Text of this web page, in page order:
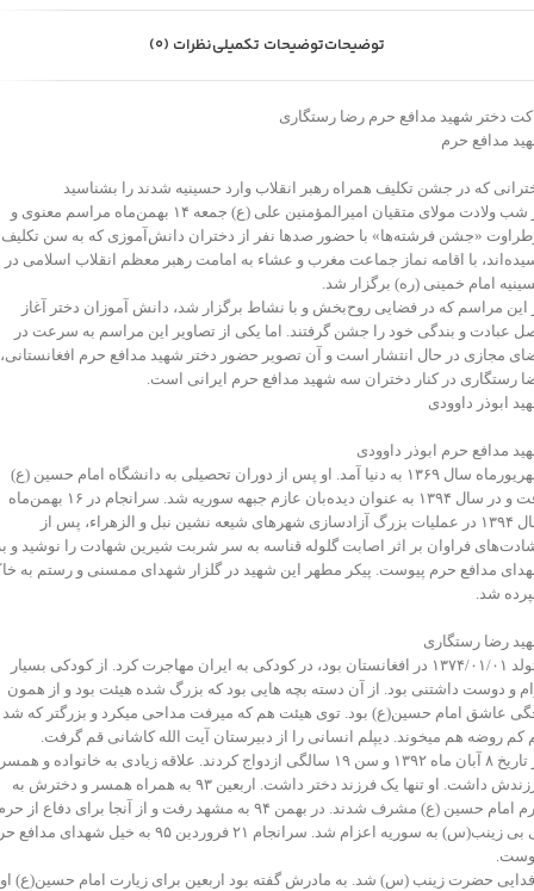
توضیحاتتوضیحات تکمیلینظرات (0)
دختر شهید مدافع حرم رضا رستگاری
مدافع حرم
که در جشن تکلیف همراه رهبر انقلاب وارد حسینیه شدند را بشناسید
در شب ولادت مولای متقیان امیرالمؤمنین علی (ع) جمعه ۱۴ بهمن‌ماه مراسم معنوی و
«جشن فرشته‌ها» با حضور صدها نفر از دختران دانش‌آموزی که به سن تکلیف
با اقامه نماز جماعت مغرب و عشاء به امامت رهبر معظم انقلاب اسلامی در
امام خمینی (ره) برگزار شد.
این مراسم که در فضایی روح‌بخش و با نشاط برگزار شد، دانش آموزان دختر آغاز
عبادت و بندگی خود را جشن گرفتند. اما یکی از تصاویر این مراسم به سرعت در
مجازی در حال انتشار است و آن تصویر حضور دختر شهید مدافع حرم افغانستانی،
رستگاری در کنار دختران سه شهید مدافع حرم ایرانی است.
ابوذر داوودی
مدافع حرم ابوذر داوودی
شهریورماه سال ۱۳۶۹ به دنیا آمد. او پس از دوران تحصیلی به دانشگاه امام حسین (ع)
رفت و در سال ۱۳۹۴ به عنوان دیده‌بان عازم جبهه سوریه شد. سرانجام در ۱۶ بهمن‌ماه
سال ۱۳۹۴ در عملیات بزرگ آزادسازی شهرهای شیعه نشین نبل و الزهراء، پس از
فراوان بر اثر اصابت گلوله قناسه به سر شربت شیرین شهادت را نوشید و
مدافع حرم پیوست. پیکر مطهر این شهید در گلزار شهدای ممسنی و رستم به
شد.
رضا رستگاری
متولد ۱۳۷۴/۰۱/۰۱ در افغانستان بود، در کودکی به ایران مهاجرت کرد. از کودکی بسیار
و دوست داشتنی بود. از آن دسته بچه هایی بود که بزرگ شده هیئت بود و از همون
عاشق امام حسین(ع) بود. توی هیئت هم که میرفت مداحی میکرد و بزرگتر که شد
کم روضه هم میخوند. دیپلم انسانی را از دبیرستان آیت الله کاشانی قم گرفت.
در تاریخ ۸ آبان ماه ۱۳۹۲ و سن ۱۹ سالگی ازدواج کردند. علاقه زیادی به خانواده و
فرزندش داشت. او تنها یک فرزند دختر داشت. اربعین ۹۳ به همراه همسر و دخترش به
حرم امام حسین (ع) مشرف شدند. در بهمن ۹۴ به مشهد رفت و از آنجا برای دفاع از
بی بی زینب(س) به سوریه اعزام شد. سرانجام ۲۱ فروردین ۹۵ به خیل شهدای
حضرت زینب (س) شد. به مادرش گفته بود اربعین برای زیارت امام حسین(ع) او